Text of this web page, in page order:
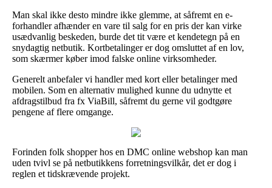
Man skal ikke desto mindre ikke glemme, at såfremt en e-
forhandler afhænder en vare til salg for en pris der kan virke
usædvanlig beskeden, burde det tit være et kendetegn på en
snydagtig netbutik. Kortbetalinger er dog omsluttet af en lov,
som skærmer køber imod falske online virksomheder.
Generelt anbefaler vi handler med kort eller betalinger med
mobilen. Som en alternativ mulighed kunne du udnytte et
afdragstilbud fra fx ViaBill, såfremt du gerne vil godtgøre
pengene af flere omgange.
Forinden folk shopper hos en DMC online webshop kan man
uden tvivl se på netbutikkens forretningsvilkår, det er dog i
reglen et tidskrævende projekt.